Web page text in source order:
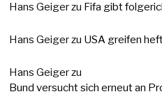
Hans Geigerzu Fifa gibt
Hans Geigerzu USA greifen
Hans Geigerzu
Bund versucht sich erneut an